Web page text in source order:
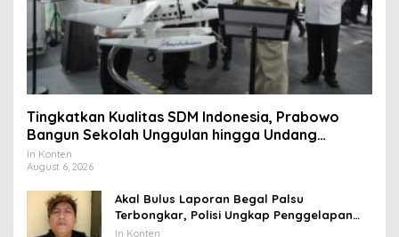
Tingkatkan Kualitas SDM Indonesia, Prabowo
Bangun Sekolah Unggulan hingga Undang
Universitas Terbaik Dunia
In Konten
August 6, 2026
Akal Bulus Laporan Begal Palsu
Terbongkar, Polisi Ungkap Penggelapan
Uang Perusahaan untuk Crypto
In Konten